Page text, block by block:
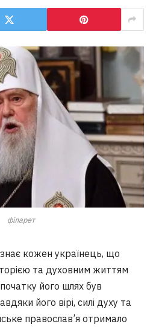
філарет
кожен українець, що
та духовним життям
його шлях був
його вірі, силі духу та
православ’я отримало